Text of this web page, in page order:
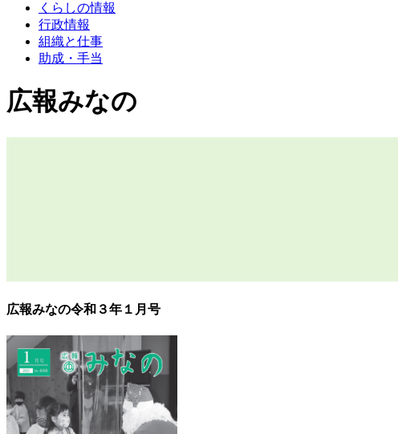
くらしの情報
行政情報
組織と仕事
助成・手当
広報みなの
広報みなの令和３年１月号